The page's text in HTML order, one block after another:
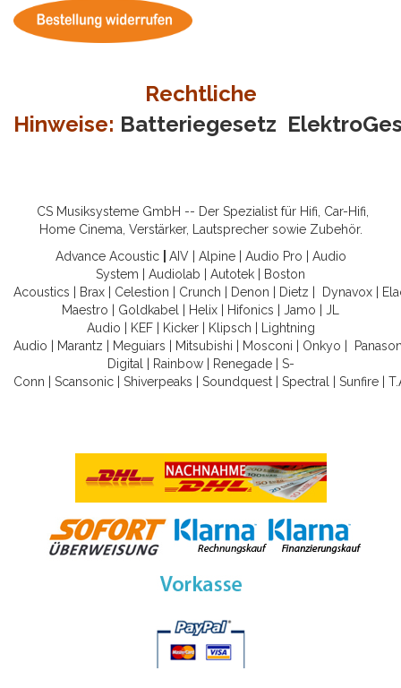
Rechtliche
Hinweise: Batteriegesetz
CS Musiksysteme GmbH -- Der Spezialist für Hifi, Car-Hifi,
Home Cinema, Verstärker, Lautsprecher sowie Zubehör.
Advance Acoustic
AIV| Alpine| Audio Pro
Audio
System
Audiolab Autotek
Boston
Acoustics
Brax Celestion Crunch Denon Dietz Dynavox
Maestro
Goldkabel Helix Hifonics Jamo
JL
Audio
KEF| Kicker| Klipsch
Lightning
Audio
Marantz Meguiars Mitsubishi Mosconi Onkyo
Digital| Rainbow| Renegade| S-
Conn
Scansonic Shiverpeaks Soundquest Spectral Sunfire